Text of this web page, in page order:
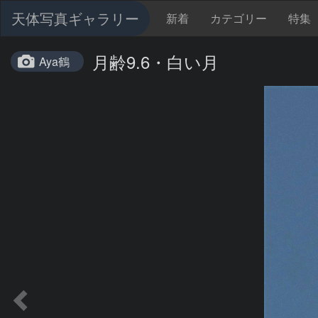
天体写真ギャラリー 新着 カテゴリー 特集
Aya鶴 月齢9.6・白い月